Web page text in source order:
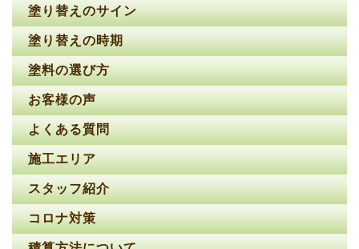
塗り替えのサイン
塗り替えの時期
塗料の選び方
お客様の声
よくある質問
施工エリア
スタッフ紹介
コロナ対策